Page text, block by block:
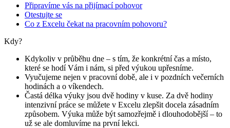
Připravíme vás na přijímací pohovor
Otestujte se
Co z Excelu čekat na pracovním pohovoru?
Kdy?
Kdykoliv v průběhu dne – s tím, že konkrétní čas a místo,
které se hodí Vám i nám, si před výukou upřesníme.
Vyučujeme nejen v pracovní době, ale i v pozdních večerních
hodinách a o víkendech.
Častá délka výuky jsou dvě hodiny v kuse. Za dvě hodiny
intenzivní práce se můžete v Excelu zlepšit docela zásadním
způsobem. Výuka může být samozřejmě i dlouhodobější – to
už se ale domluvíme na první lekci.